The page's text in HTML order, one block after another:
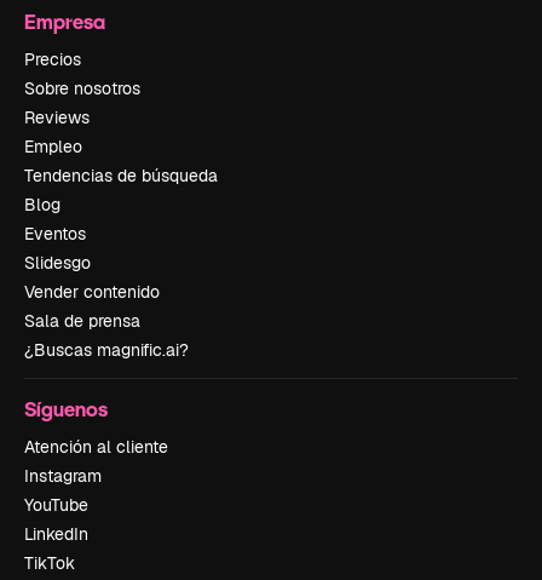
Empresa
Precios
Sobre nosotros
Reviews
Empleo
Tendencias de búsqueda
Blog
Eventos
Slidesgo
Vender contenido
Sala de prensa
¿Buscas magnific.ai?
Síguenos
Atención al cliente
Instagram
YouTube
LinkedIn
TikTok